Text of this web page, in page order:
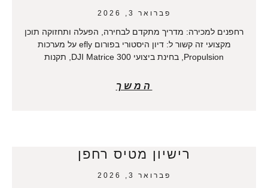
פברואר 3, 2026
רחפנים למכירה: מדריך מתקדם לבחירה, הפעלה ותחזוקה תוכן
מקצועי זה קשור ל: דיון היסטורי בפורום efly על מערכות
Propulsion, בחינת ביצועי DJI Matrice 300, תקנות
המשך
רישיון מטיס רחפן
פברואר 3, 2026